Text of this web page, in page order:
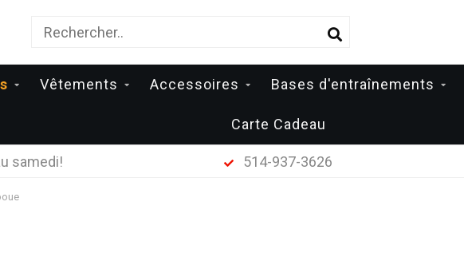
Vêtements Accessoires Bases d'entraînements
Carte Cadeau
samedi! 514-937-3626